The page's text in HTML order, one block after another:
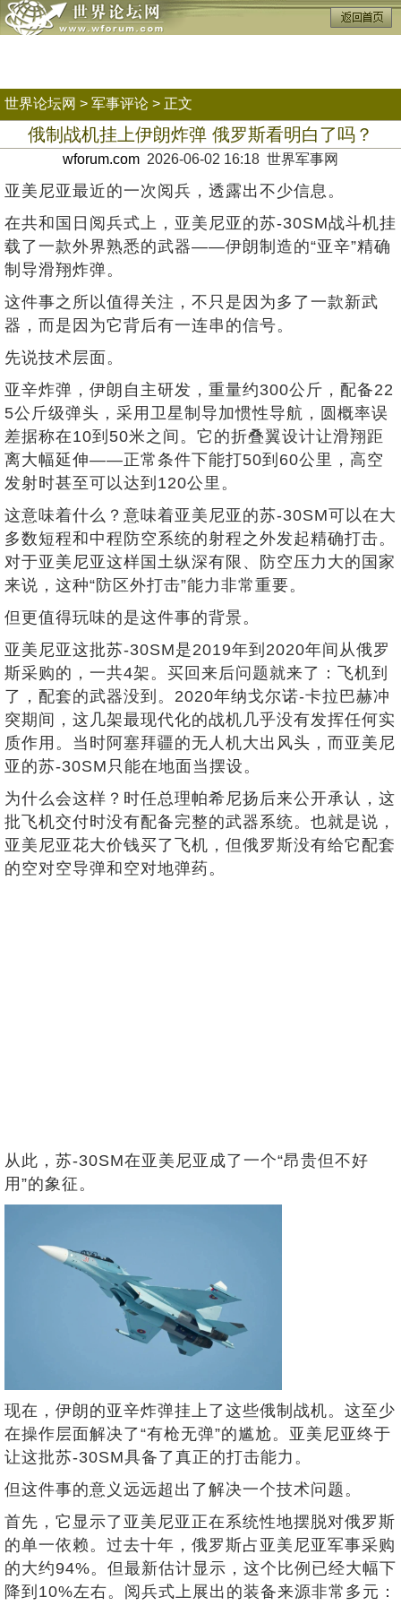
世界论坛网 > 军事评论 > 正文
俄制战机挂上伊朗炸弹 俄罗斯看明白了吗？
wforum.com 2026-06-02 16:18 世界军事网
亚美尼亚最近的一次阅兵，透露出不少信息。
在共和国日阅兵式上，亚美尼亚的苏-30SM战斗机挂
载了一款外界熟悉的武器——伊朗制造的“亚辛”精确
制导滑翔炸弹。
这件事之所以值得关注，不只是因为多了一款新武
器，而是因为它背后有一连串的信号。
先说技术层面。
亚辛炸弹，伊朗自主研发，重量约300公斤，配备22
5公斤级弹头，采用卫星制导加惯性导航，圆概率误
差据称在10到50米之间。它的折叠翼设计让滑翔距
离大幅延伸——正常条件下能打50到60公里，高空
发射时甚至可以达到120公里。
这意味着什么？意味着亚美尼亚的苏-30SM可以在大
多数短程和中程防空系统的射程之外发起精确打击。
对于亚美尼亚这样国土纵深有限、防空压力大的国家
来说，这种“防区外打击”能力非常重要。
但更值得玩味的是这件事的背景。
亚美尼亚这批苏-30SM是2019年到2020年间从俄罗
斯采购的，一共4架。买回来后问题就来了：飞机到
了，配套的武器没到。2020年纳戈尔诺-卡拉巴赫冲
突期间，这几架最现代化的战机几乎没有发挥任何实
质作用。当时阿塞拜疆的无人机大出风头，而亚美尼
亚的苏-30SM只能在地面当摆设。
为什么会这样？时任总理帕希尼扬后来公开承认，这
批飞机交付时没有配备完整的武器系统。也就是说，
亚美尼亚花大价钱买了飞机，但俄罗斯没有给它配套
的空对空导弹和空对地弹药。
从此，苏-30SM在亚美尼亚成了一个“昂贵但不好
用”的象征。
现在，伊朗的亚辛炸弹挂上了这些俄制战机。这至少
在操作层面解决了“有枪无弹”的尴尬。亚美尼亚终于
让这批苏-30SM具备了真正的打击能力。
但这件事的意义远远超出了解决一个技术问题。
首先，它显示了亚美尼亚正在系统性地摆脱对俄罗斯
的单一依赖。过去十年，俄罗斯占亚美尼亚军事采购
的大约94%。但最新估计显示，这个比例已经大幅下
降到10%左右。阅兵式上展出的装备来源非常多元：